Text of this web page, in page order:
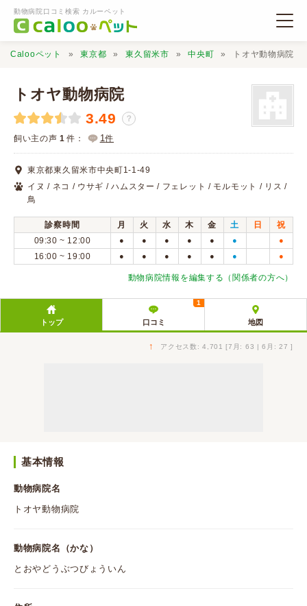
動物病院口コミ検索 カルーペット
動物病院検索
口コミ検索
Calooペットとは？
口コミ投稿
Calooペット 東京都 東久留米市 中央町 トオヤ動物病院
トオヤ動物病院
3.49 ？
飼い主の声 1 件： 1件
東京都東久留米市中央町1-1-49
イヌ / ネコ / ウサギ / ハムスター / フェレット / モルモット / リス /
鳥
診察時間 月 火 水 木 金 土 日
祝
09:30 ~ 12:00
● ● ● ● ● ● ●
16:00 ~ 19:00 ● ● ● ● ● ● ●
動物病院情報を編集する（関係者の方へ）
トップ 口コミ
1
地図
↑ アクセス数: 4,701 [7月: 63 | 6月: 27 ]
基本情報
動物病院名
トオヤ動物病院
動物病院名（かな）
とおやどうぶつびょういん